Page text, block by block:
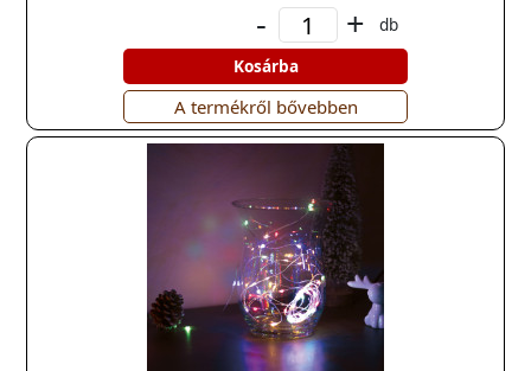
- +
db
Kosárba
A termékről bővebben